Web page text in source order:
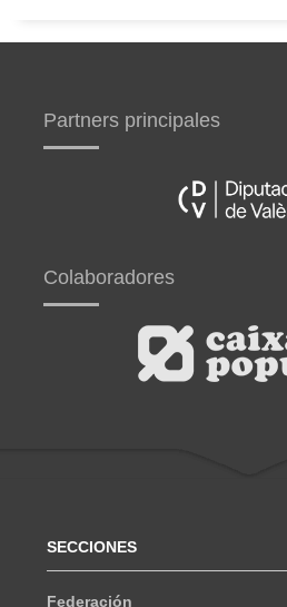
Partners principales
Colaboradores
SECCIONES
Federación